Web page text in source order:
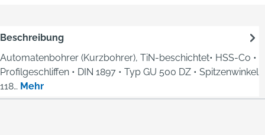
Beschreibung
Automatenbohrer (Kurzbohrer), TiN-beschichtet• HSS-Co •
Profilgeschliffen • DIN 1897 • Typ GU 500 DZ • Spitzenwinkel
118… Mehr